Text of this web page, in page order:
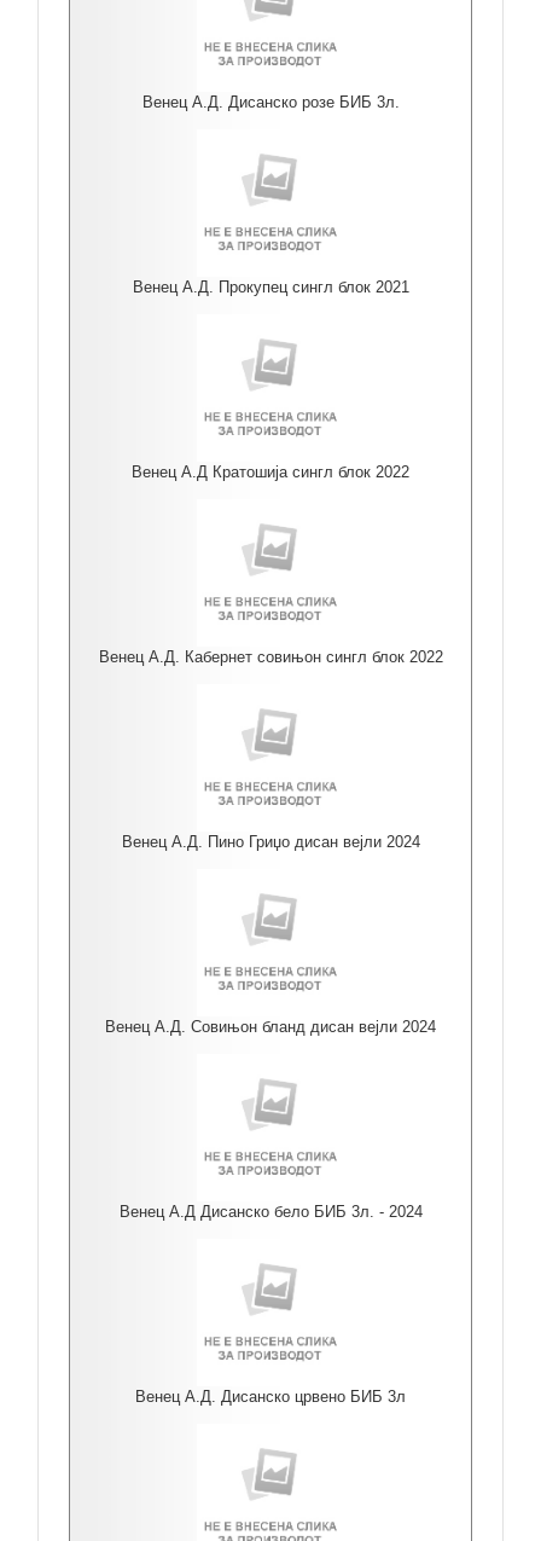
Венец А.Д. Дисанско розе БИБ 3л.
Венец А.Д. Прокупец сингл блок 2021
Венец А.Д Кратошија сингл блок 2022
Венец А.Д. Кабернет совињон сингл блок 2022
Венец А.Д. Пино Гриџо дисан вејли 2024
Венец А.Д. Совињон бланд дисан вејли 2024
Венец А.Д Дисанско бело БИБ 3л. - 2024
Венец А.Д. Дисанско црвено БИБ 3л